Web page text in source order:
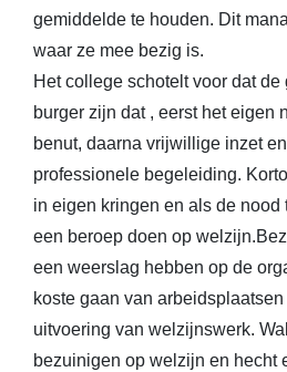
gemiddelde te houden. Dit
waar ze mee bezig is.
Het college schotelt voor dat
burger zijn dat , eerst het eigen
benut, daarna vrijwillige inzet
professionele begeleiding.
in eigen kringen en als de nood
een beroep doen op
een weerslag hebben op de
koste gaan van
uitvoering van welzijnswerk.
bezuinigen op welzijn en hecht